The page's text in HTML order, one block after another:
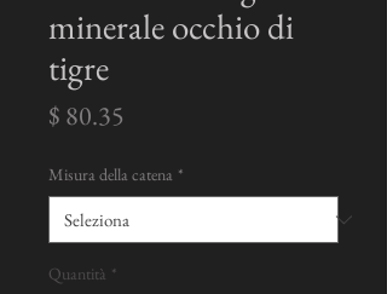
minerale occhio di
tigre
$ 80.35
Misura della catena *
Quantità *